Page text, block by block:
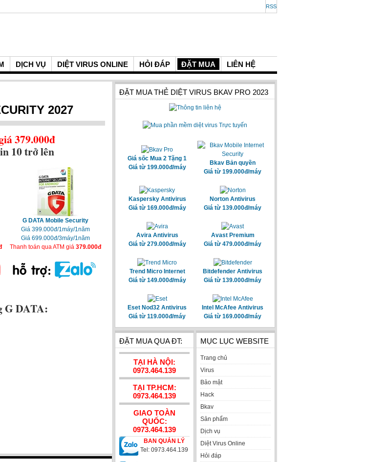
DỊCH VỤ DIỆT VIRUS ONLINE HỎI ĐÁP ĐẶT MUA LIÊN HỆ
RSS
2027
379.000đ
10 trở lên
G DATA Mobile Security
Giá 399.000đ/1máy/1năm
Giá 699.000đ/3máy/1năm
Thanh toán qua ATM giá 379.000đ
G DATA:
ĐẶT MUA THẺ DIỆT VIRUS BKAV PRO 2023
Giá sốc Mua 2 Tặng 1
Giá từ 199.000đ/máy
Bkav Bản quyền
Giá từ 199.000đ/máy
Kaspersky Antivirus
Giá từ 169.000đ/máy
Norton Antivirus
Giá từ 139.000đ/máy
Avira Antivirus
Giá từ 279.000đ/máy
Avast Premium
Giá từ 479.000đ/máy
Trend Micro Internet
Giá từ 149.000đ/máy
Bitdefender Antivirus
Giá từ 139.000đ/máy
Eset Nod32 Antivirus
Giá từ 119.000đ/máy
Intel McAfee Antivirus
Giá từ 169.000đ/máy
ĐẶT MUA QUA ĐT:
TẠI HÀ NỘI:
0973.464.139
TẠI TP.HCM:
0973.464.139
GIAO TOÀN
QUỐC:
0973.464.139
BAN QUẢN LÝ
Tel: 0973.464.139
MỤC LỤC WEBSITE
Trang chủ
Virus
Bảo mật
Hack
Bkav
Sản phẩm
Dịch vụ
Diệt Virus Online
Hỏi đáp